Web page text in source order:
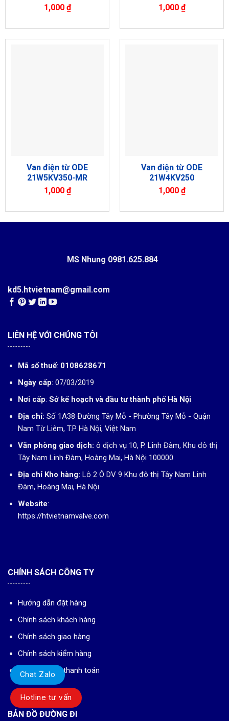
1,000 ₫
1,000 ₫
Van điện từ ODE
21W5KV350-MR
1,000 ₫
Van điện từ ODE
21W4KV250
1,000 ₫
MS Nhung 0981.625.884
kd5.htvietnam@gmail.com
LIÊN HỆ VỚI CHÚNG TÔI
Mã số thuế: 0108628671
Ngày cấp: 07/03/2019
Nơi cấp: Sở kế hoạch và đầu tư thành phố Hà Nội
Địa chỉ: Số 1A38 Đường Tây Mỗ - Phường Tây Mỗ - Quận
Nam Từ Liêm, T.P Hà Nội, Việt Nam
Văn phòng giao dịch: ô dịch vụ 10, P. Linh Đàm, Khu đô thị
Tây Nam Linh Đàm, Hoàng Mai, Hà Nội 100000
Địa chỉ Kho hàng: Lô 2 Ô DV 9 Khu đô thị Tây Nam Linh
Đàm, Hoàng Mai, Hà Nội
Website:
https://htvietnamvalve.com
CHÍNH SÁCH CÔNG TY
Hướng dẫn đặt hàng
Chính sách khách hàng
Chính sách giao hàng
Chính sách kiểm hàng
Phương thức thanh toán
BẢN ĐỒ ĐƯỜNG ĐI
Chat Zalo
Hotline tư vấn